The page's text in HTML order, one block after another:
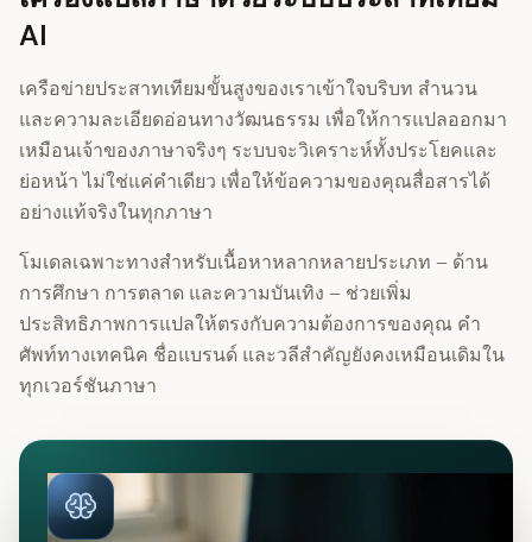
AI
เครือข่ายประสาทเทียมขั้นสูงของเราเข้าใจบริบท สำนวน
และความละเอียดอ่อนทางวัฒนธรรม เพื่อให้การแปลออกมา
เหมือนเจ้าของภาษาจริงๆ ระบบจะวิเคราะห์ทั้งประโยคและ
ย่อหน้า ไม่ใช่แค่คำเดียว เพื่อให้ข้อความของคุณสื่อสารได้
อย่างแท้จริงในทุกภาษา
โมเดลเฉพาะทางสำหรับเนื้อหาหลากหลายประเภท – ด้าน
การศึกษา การตลาด และความบันเทิง – ช่วยเพิ่ม
ประสิทธิภาพการแปลให้ตรงกับความต้องการของคุณ คำ
ศัพท์ทางเทคนิค ชื่อแบรนด์ และวลีสำคัญยังคงเหมือนเดิมใน
ทุกเวอร์ชันภาษา